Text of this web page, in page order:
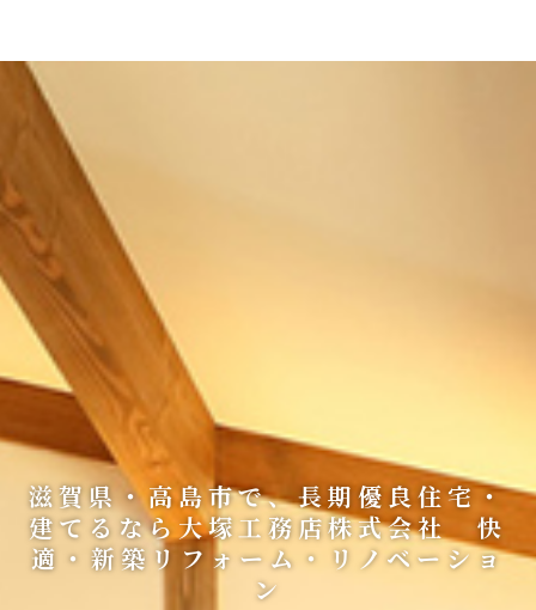
滋賀県・高島市で、長期優良住宅・
建てるなら大塚工務店株式会社 快
適・新築リフォーム・リノベーショ
ン